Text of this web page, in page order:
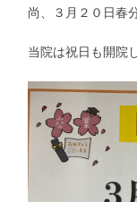
尚、３月２０日春
当院は祝日も開院